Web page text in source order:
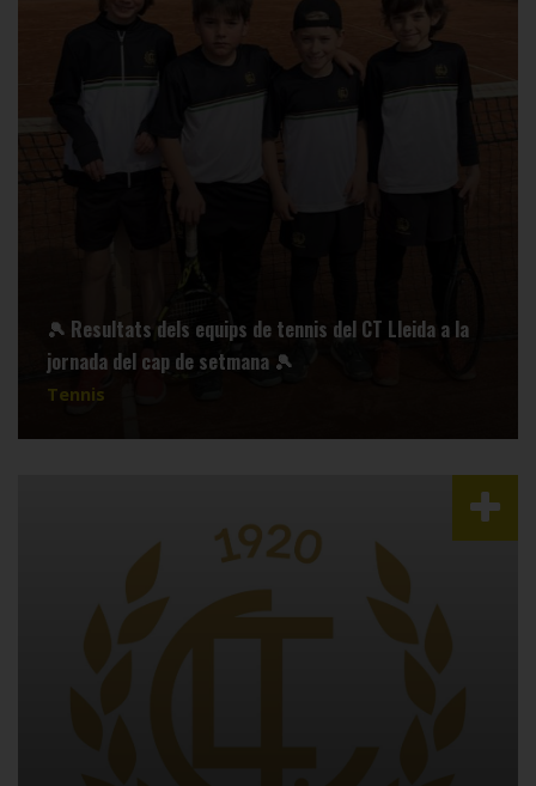
🎾 Resultats dels equips de tennis del CT Lleida a la
jornada del cap de setmana 🎾
Tennis